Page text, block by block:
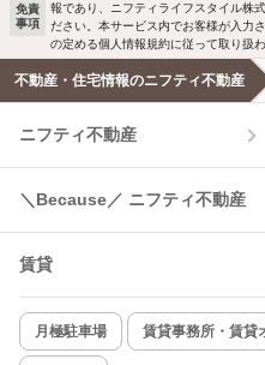
洗濯機置場あり
エアコンあり
温水洗浄便座
コンロ2口以上
新着のみ
免責
事項
報であり、ニフティライフスタイル株
ださい。本サービス内でお客様が入力
の定める個人情報規約に従って取り扱わ
不動産・住宅情報のニフティ不動産
ニフティ不動産
＼Because／ ニフティ不動産
賃貸
月極駐車場 賃貸事務所・賃貸